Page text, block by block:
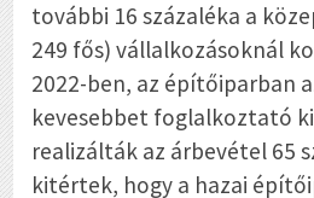
további 16 százaléka a
249 fős) vállalkozásoknál
2022-ben, az építőiparban
kevesebbet foglalkoztató
realizálták az árbevétel 65
kitértek, hogy a hazai